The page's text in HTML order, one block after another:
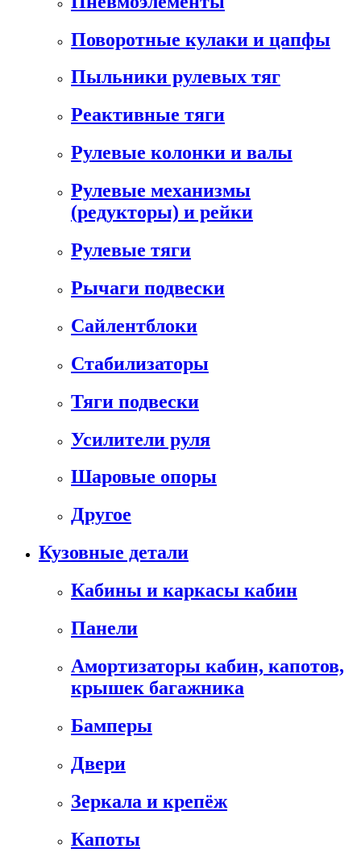
Поворотные кулаки и цапфы
Пыльники рулевых тяг
Реактивные тяги
Рулевые колонки и валы
Рулевые механизмы
(редукторы) и рейки
Рулевые тяги
Рычаги подвески
Сайлентблоки
Стабилизаторы
Тяги подвески
Усилители руля
Шаровые опоры
Другое
Кузовные детали
Кабины и каркасы кабин
Панели
Амортизаторы кабин, капотов,
крышек багажника
Бамперы
Двери
Зеркала и крепёж
Капоты